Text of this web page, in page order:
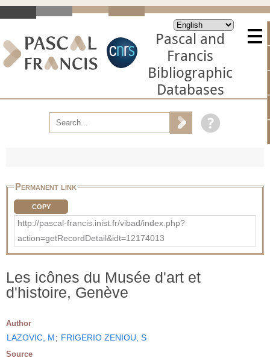
Pascal and
Francis
Bibliographic
Databases
Permanent link
COPY
http://pascal-francis.inist.fr/vibad/index.php?
action=getRecordDetail&idt=12174013
Les icônes du Musée d'art et
d'histoire, Genève
Author
LAZOVIC, M; FRIGERIO ZENIOU, S
Source